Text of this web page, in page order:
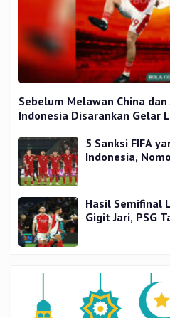
Sebelum Melawan China
Indonesia Disarankan Gelar
5 Sanksi FIFA
Indonesia,
Hasil Semifinal
Gigit Jari, PSG